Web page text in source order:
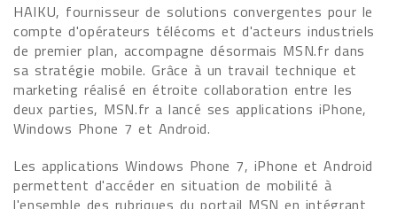
HAIKU, fournisseur de solutions convergentes pour le
compte d'opérateurs télécoms et d'acteurs industriels
de premier plan, accompagne désormais MSN.fr dans
sa stratégie mobile. Grâce à un travail technique et
marketing réalisé en étroite collaboration entre les
deux parties, MSN.fr a lancé ses applications iPhone,
Windows Phone 7 et Android.
Les applications Windows Phone 7, iPhone et Android
permettent d'accéder en situation de mobilité à
l'ensemble des rubriques du portail MSN en intégrant